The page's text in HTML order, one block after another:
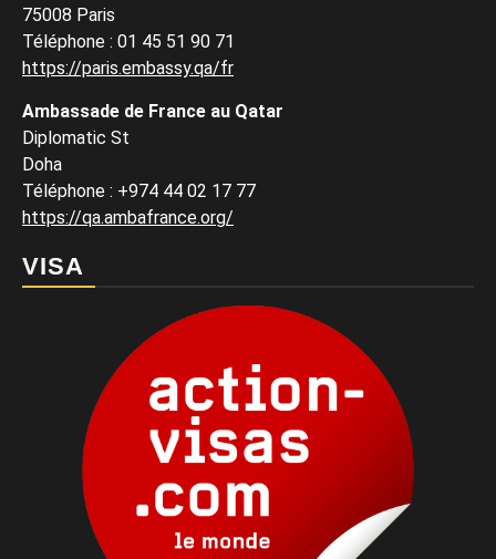
75008 Paris
Téléphone : 01 45 51 90 71
https://paris.embassy.qa/fr
Ambassade de France au Qatar
Diplomatic St
Doha
Téléphone : +974 44 02 17 77
https://qa.ambafrance.org/
VISA